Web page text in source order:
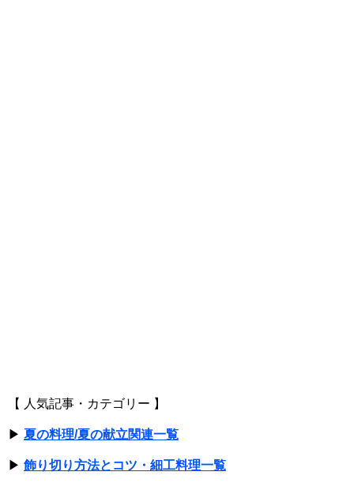
【 人気記事・カテゴリー 】
▶ 夏の料理/夏の献立関連一覧
▶ 飾り切り方法とコツ・細工料理一覧